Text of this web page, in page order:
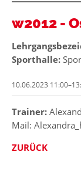
w2012 -
Sporthalle:
10.06.2023
Trainer:
Mail:
ZURÜCK